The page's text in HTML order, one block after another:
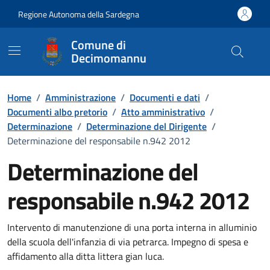
Regione Autonoma della Sardegna
Comune di
Decimomannu
Home / Amministrazione / Documenti e dati /
Documenti albo pretorio / Atto amministrativo /
Determinazione / Determinazione del Dirigente /
Determinazione del responsabile n.942 2012
Determinazione del
responsabile n.942 2012
Dettaglio del documento
Intervento di manutenzione di una porta interna in alluminio
della scuola dell'infanzia di via petrarca. Impegno di spesa e
affidamento alla ditta littera gian luca.